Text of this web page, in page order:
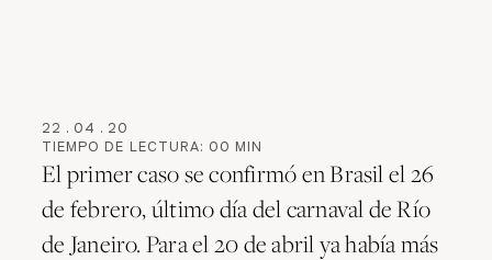
22 . 04 . 20
TIEMPO DE LECTURA: 00 MIN
El primer caso se confirmó en Brasil el 26
de febrero, último día del carnaval de Río
de Janeiro. Para el 20 de abril ya había más